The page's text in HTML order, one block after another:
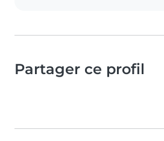
Partager ce profil